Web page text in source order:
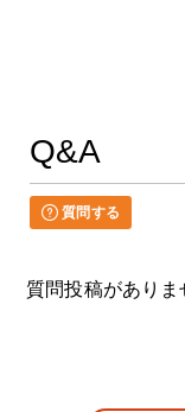
Q&A
質問する
質問投稿があり